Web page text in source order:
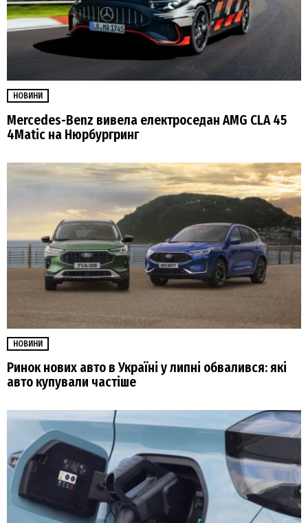
НОВИНИ
Mercedes-Benz вивела електроседан AMG CLA 45
4Matic на Нюрбургринг
НОВИНИ
Ринок нових авто в Україні у липні обвалився: які
авто купували частіше